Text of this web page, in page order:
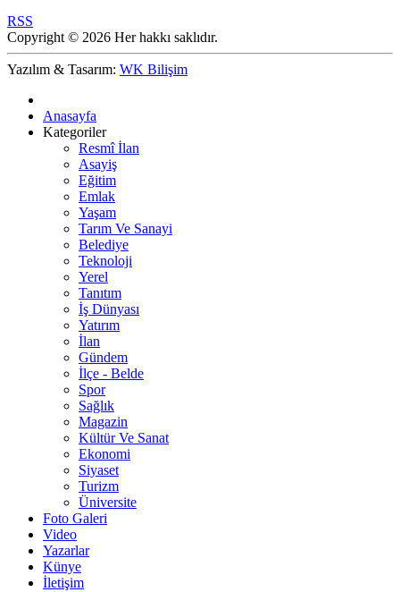
RSS
Copyright © 2026 Her hakkı saklıdır.
Yazılım & Tasarım: WK Bilişim
Anasayfa
Kategoriler
Resmî İlan
Asayiş
Eğitim
Emlak
Yaşam
Tarım Ve Sanayi
Belediye
Teknoloji
Yerel
Tanıtım
İş Dünyası
Yatırım
İlan
Gündem
İlçe - Belde
Spor
Sağlık
Magazin
Kültür Ve Sanat
Ekonomi
Siyaset
Turizm
Üniversite
Foto Galeri
Video
Yazarlar
Künye
İletişim